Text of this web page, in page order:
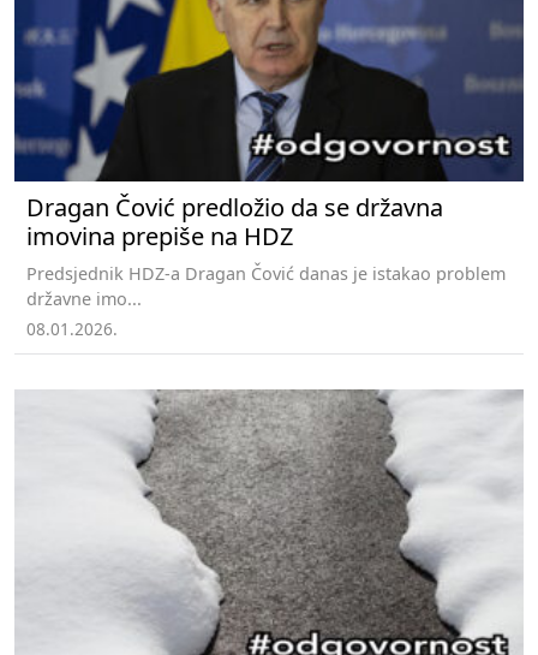
Dragan Čović predložio da se državna
imovina prepiše na HDZ
Predsjednik HDZ-a Dragan Čović danas je istakao problem
državne imo...
08.01.2026.